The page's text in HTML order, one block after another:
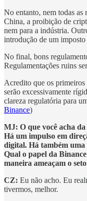
No entanto, nem todas as
China, a proibição de
nem para a indústria.
introdução de um imposto
No final, bons
Regulamentações ruins
Acredito que os primeiros
serão excessivamente
clareza regulatória para
Binance)
MJ: O que você acha
Há um impulso em
digital. Há também
Qual o papel da
maneira ameaçam o
CZ: Eu não acho. Eu
tivermos, melhor.